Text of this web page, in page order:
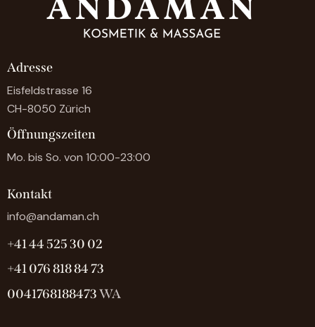
Adresse
Eisfeldstrasse 16
CH-8050 Zürich
Öffnungszeiten
Mo. bis So. von 10:00-23:00
Kontakt
info@andaman.ch
+41 44 525 30 02
+41 076 818 84 73
0041768188473WA